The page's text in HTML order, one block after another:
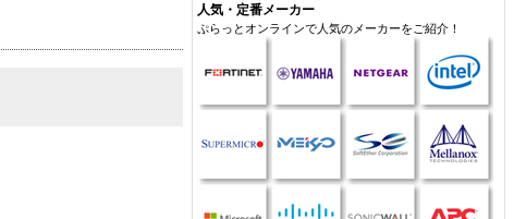
人気・定番メーカー
ぷらっとオンラインで人気のメーカーをご紹介！